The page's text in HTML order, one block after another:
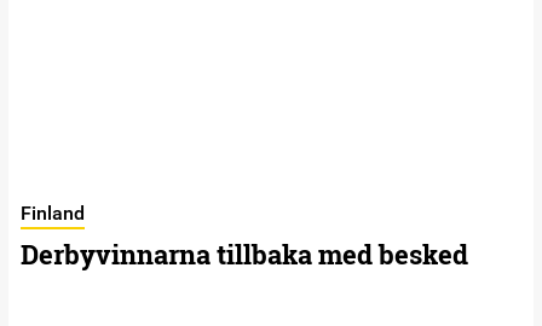
Finland
Derbyvinnarna tillbaka med besked